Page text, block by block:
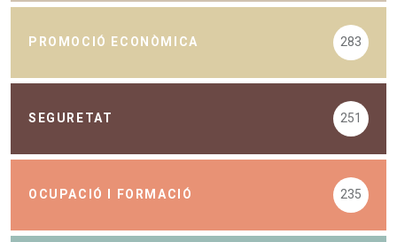
PROMOCIÓ ECONÒMICA 283
SEGURETAT 251
OCUPACIÓ I FORMACIÓ 235